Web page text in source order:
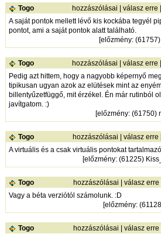
Togo hozzászólásai |válasz erre
A saját pontok mellett lévő kis kockába tegyél
pontot, ami a saját pontok alatt található.
[előzmény:
Togo hozzászólásai |válasz erre
Pedig azt hittem, hogy a nagyobb képernyő
tipikusan ugyan azok az elütések mint az
billentyűzetfüggő, mit érzékel. Én már rutinból
javítgatom. :)
[előzmény: (61750)
Togo hozzászólásai |válasz erre
A virtuális és a csak virtuális pontokat
[előzmény: (61225)
Togo hozzászólásai |válasz erre
Vagy a béta verziótól számolunk. :D
[előzmény:
Togo hozzászólásai |válasz erre